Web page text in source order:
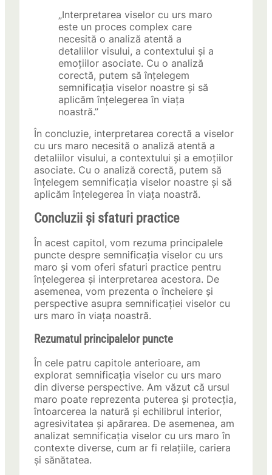
„Interpretarea viselor cu urs maro
este un proces complex care
necesită o analiză atentă a
detaliilor visului, a contextului și a
emoțiilor asociate. Cu o analiză
corectă, putem să înțelegem
semnificația viselor noastre și să
aplicăm înțelegerea în viața
noastră.”
În concluzie, interpretarea corectă a viselor
cu urs maro necesită o analiză atentă a
detaliilor visului, a contextului și a emoțiilor
asociate. Cu o analiză corectă, putem să
înțelegem semnificația viselor noastre și să
aplicăm înțelegerea în viața noastră.
Concluzii și sfaturi practice
În acest capitol, vom rezuma principalele
puncte despre semnificația viselor cu urs
maro și vom oferi sfaturi practice pentru
înțelegerea și interpretarea acestora. De
asemenea, vom prezenta o încheiere și
perspective asupra semnificației viselor cu
urs maro în viața noastră.
Rezumatul principalelor puncte
În cele patru capitole anterioare, am
explorat semnificația viselor cu urs maro
din diverse perspective. Am văzut că ursul
maro poate reprezenta puterea și protecția,
întoarcerea la natură și echilibrul interior,
agresivitatea și apărarea. De asemenea, am
analizat semnificația viselor cu urs maro în
contexte diverse, cum ar fi relațiile, cariera
și sănătatea.